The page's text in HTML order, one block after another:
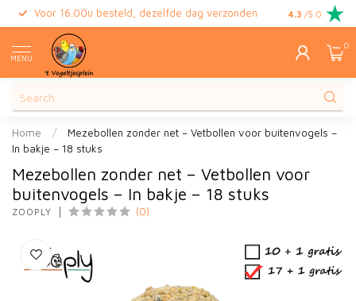
Voor 16.00u besteld, dezelfde dag verzonden Gratis
4.3 /5.0
MENU
0
Home /
Mezebollen zonder net – Vetbollen voor buitenvogels –
In bakje – 18 stuks
Mezebollen zonder net – Vetbollen voor
buitenvogels – In bakje – 18 stuks
ZOOPLY (0)